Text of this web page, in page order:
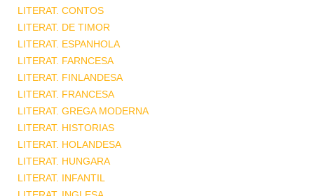
LITERAT. CONTOS
LITERAT. DE TIMOR
LITERAT. ESPANHOLA
LITERAT. FARNCESA
LITERAT. FINLANDESA
LITERAT. FRANCESA
LITERAT. GREGA MODERNA
LITERAT. HISTORIAS
LITERAT. HOLANDESA
LITERAT. HUNGARA
LITERAT. INFANTIL